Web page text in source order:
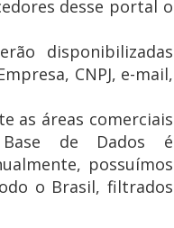
desse portal o
disponibilizadas
CNPJ, e-mail,
as áreas comerciais
de Dados é
possuímos
o Brasil, filtrados